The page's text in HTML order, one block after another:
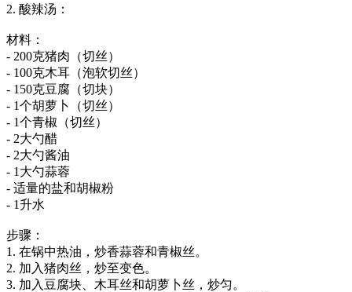
2. 酸辣汤：
材料：
- 200克猪肉（切丝）
- 100克木耳（泡软切丝）
- 150克豆腐（切块）
- 1个胡萝卜（切丝）
- 1个青椒（切丝）
- 2大勺醋
- 2大勺酱油
- 1大勺蒜蓉
- 适量的盐和胡椒粉
- 1升水
步骤：
1. 在锅中热油，炒香蒜蓉和青椒丝。
2. 加入猪肉丝，炒至变色。
3. 加入豆腐块、木耳丝和胡萝卜丝，炒匀。